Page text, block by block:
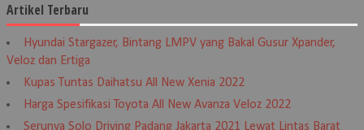
Artikel Terbaru
Hyundai Stargazer, Bintang LMPV yang Bakal Gusur Xpander,
Veloz dan Ertiga
Kupas Tuntas Daihatsu All New Xenia 2022
Harga Spesifikasi Toyota All New Avanza Veloz 2022
Serunya Solo Driving Padang Jakarta 2021 Lewat Lintas Barat